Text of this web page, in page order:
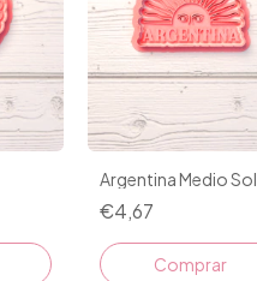
Argentina Medio Sol
€4,67
Comprar